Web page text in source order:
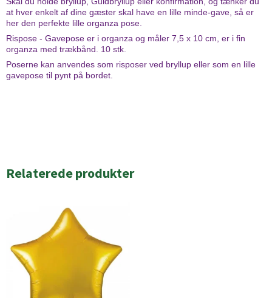
at hver enkelt af dine gæster skal have en lille minde-gave, så er
her den perfekte lille organza pose.
Rispose - Gavepose er i organza og måler 7,5 x 10 cm, er i fin
organza med trækbånd. 10 stk.
Poserne kan anvendes som risposer ved bryllup eller som en lille
gavepose til pynt på bordet.
Relaterede produkter